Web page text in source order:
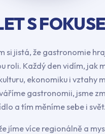
S
si jistá, že gastronomie
roli. Každý den vidím, jak
ekonomiku i vztahy
gastronomii, jsme
a tím měníme sebe i
jíme více regionálně a